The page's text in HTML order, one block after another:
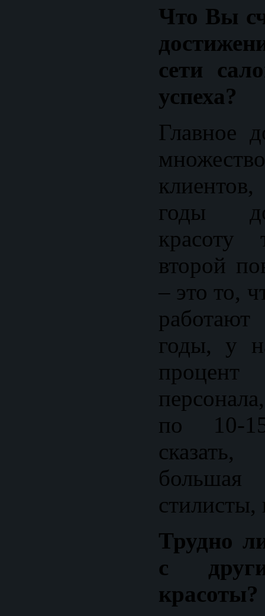
Что Вы
сети
успеха?
Главное
годы
второй
– это то,
годы, у
по 10-
Трудно
с
красоты?